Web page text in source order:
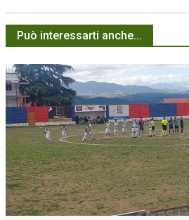
Può interessarti anche...